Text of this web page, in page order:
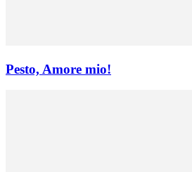
Pesto, Amore mio!